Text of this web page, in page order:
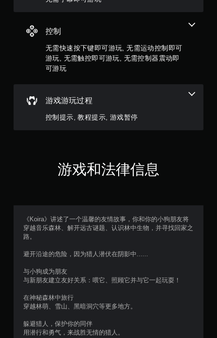
颗
星
，
1
1
控制
无需快速按下键即可游玩, 无需运动控制即可
游玩, 无需触控即可游玩, 无需控制器震动即
可游玩
游
玩
游
戏
。
游戏游玩过程
控制提示, 教程提示, 游戏暂停
游戏和法律信息
《Koira》讲述了一个温馨的友情故事，你和你的小狗朋友将
穿越音乐森林、解开远古谜题、认识林中生物，并寻找回家之
路。
避开沿途的危险，因为猎人潜伏在阴影中......
与小狗成为朋友
与新朋友建立友好关系：喂它、照顾它并与它一起玩耍！
在神秘森林中旅行
穿越林萌、雪山、黑暗洞穴等更多地方。
躲避猎人，保护你的同伴
用潜行和勇气，来战胜无情的猎人。